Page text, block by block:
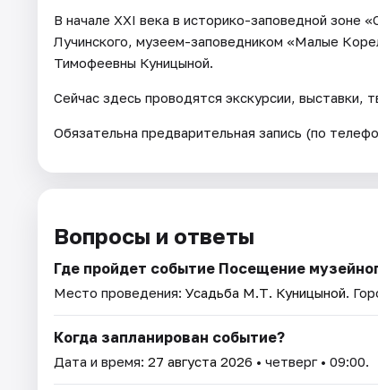
В начале ХХI века в историко-заповедной зоне
Лучинского, музеем-заповедником «Малые
Тимофеевны Куницыной.
Сейчас здесь проводятся экскурсии, выставки,
Обязательна предварительная запись (по
Вопросы и ответы
Где пройдет событие Посещение
Место проведения: Усадьба М.Т. Куницыной.
Когда запланирован событие?
Дата и время: 27 августа 2026 • четверг • 09:00.